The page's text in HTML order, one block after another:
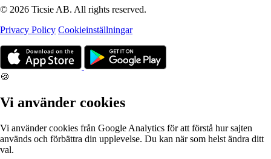
© 2026 Ticsie AB. All rights reserved.
Privacy Policy Cookieinställningar
🍪
Vi använder cookies
Vi använder cookies från Google Analytics för att förstå hur sajten
används och förbättra din upplevelse. Du kan när som helst ändra ditt
val.